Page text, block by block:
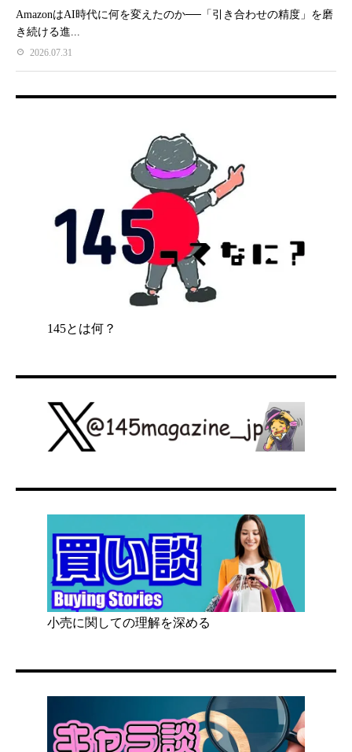
AmazonはAI時代に何を変えたのか──「引き合わせの精度」を磨
き続ける進...
2026.07.31
145とは何？
小売に関しての理解を深める